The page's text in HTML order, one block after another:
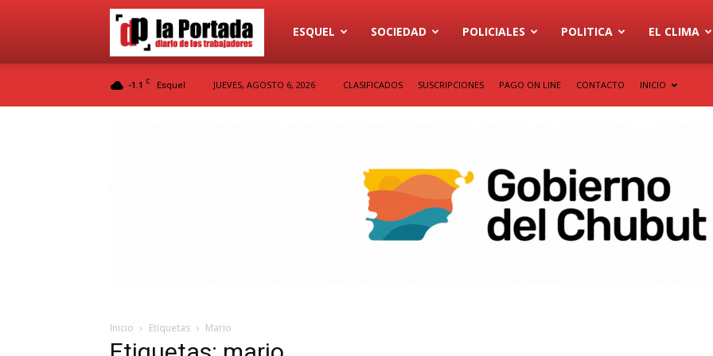
Diario
La
ESQUEL SOCIEDAD POLICIALES POLITICA EL CLIMA
-1.1 C Esquel JUEVES, AGOSTO 6, 2026 CLASIFICADOS SUSCRIPCIONES PAGO ON LINE CONTACTO INICIO
Inicio Etiquetas Mario